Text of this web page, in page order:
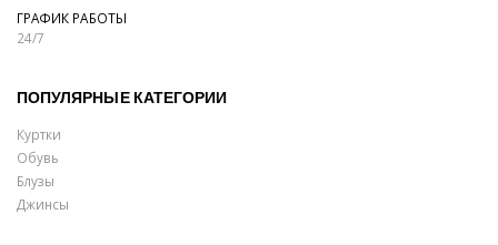
ГРАФИК РАБОТЫ
24/7
ПОПУЛЯРНЫЕ КАТЕГОРИИ
Куртки
Обувь
Блузы
Джинсы